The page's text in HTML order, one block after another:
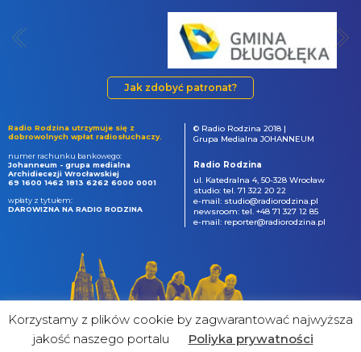
Jak zdobyć patronat?
Radio Rodzina utrzymuje się z
dobrowolnych wpłat radiosłuchaczy.
numer rachunku bankowego:
Johanneum - grupa medialna
Archidiecezji Wrocławskiej
69 1600 1462 1813 6262 6000 0001
wpłaty z tytułem:
DAROWIZNA NA RADIO RODZINA
© Radio Rodzina 2018 |
Grupa Medialna JOHANNEUM
Radio Rodzina
ul. Katedralna 4, 50-328 Wrocław
studio: tel. 71 322 20 22
e-mail: studio@radiorodzina.pl
newsroom: tel. +48 71 327 12 85
e-mail: reporter@radiorodzina.pl
Korzystamy z plików cookie by zagwarantować najwyższa
jakość naszego portalu
Poliyka prywatności